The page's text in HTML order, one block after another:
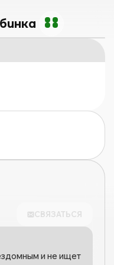
СВЯЗАТЬСЯ
и не ищет